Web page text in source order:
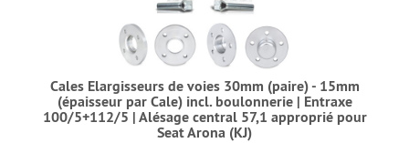
Cales Elargisseurs de voies 30mm (paire) - 15mm
(épaisseur par Cale) incl. boulonnerie | Entraxe
100/5+112/5 | Alésage central 57,1 approprié pour
Seat Arona (KJ)